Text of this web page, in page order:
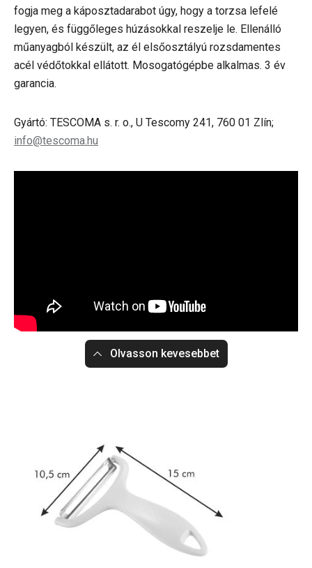
fogja meg a káposztadarabot úgy, hogy a torzsa lefelé
legyen, és függőleges húzásokkal reszelje le. Ellenálló
műanyagból készült, az él elsőosztályú rozsdamentes
acél védőtokkal ellátott. Mosogatógépbe alkalmas. 3 év
garancia.
Gyártó: TESCOMA s. r. o., U Tescomy 241, 760 01 Zlín;
info@tescoma.hu
Olvasson kevesebbet